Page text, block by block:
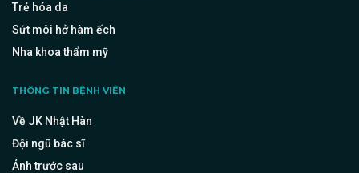
Trẻ hóa da
Sứt môi hở hàm ếch
Nha khoa thẩm mỹ
THÔNG TIN BỆNH VIỆN
Về JK Nhật Hàn
Đội ngũ bác sĩ
Ảnh trước sau